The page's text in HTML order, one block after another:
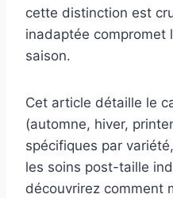
cette distinction est
inadaptée compromet
saison.
Cet article détaille le
(automne, hiver,
spécifiques par
les soins post-taille
découvrirez comment